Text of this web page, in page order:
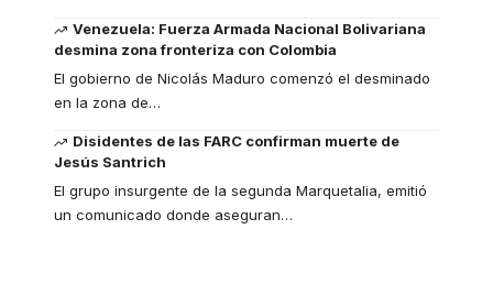
Venezuela: Fuerza Armada Nacional Bolivariana
desmina zona fronteriza con Colombia
El gobierno de Nicolás Maduro comenzó el desminado
en la zona de…
Disidentes de las FARC confirman muerte de
Jesús Santrich
El grupo insurgente de la segunda Marquetalia, emitió
un comunicado donde aseguran…